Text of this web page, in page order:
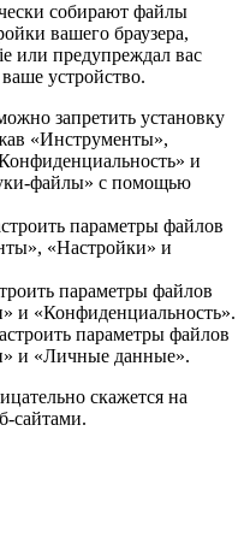
собирают файлы
вашего браузера,
или предупреждал вас
устройство.
запретить установку
«Инструменты»,
и
файлы» с помощью
параметры файлов
«Настройки» и
параметры файлов
и «Конфиденциальность».
параметры файлов
и «Личные данные».
скажется на
сайтами.